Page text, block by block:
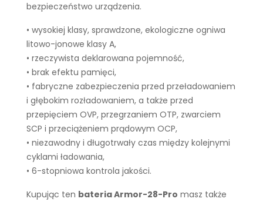
bezpieczeństwo urządzenia.
• wysokiej klasy, sprawdzone, ekologiczne ogniwa
litowo-jonowe klasy A,
• rzeczywista deklarowana pojemność,
• brak efektu pamięci,
• fabryczne zabezpieczenia przed przeładowaniem
i głębokim rozładowaniem, a także przed
przepięciem OVP, przegrzaniem OTP, zwarciem
SCP i przeciążeniem prądowym OCP,
• niezawodny i długotrwały czas między kolejnymi
cyklami ładowania,
• 6-stopniowa kontrola jakości.
Kupując ten bateria Armor-28-Pro masz także